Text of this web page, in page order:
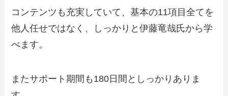
コンテンツも充実していて、基本の11項目全てを
他人任せではなく、しっかりと伊藤竜哉氏から学
べます。
またサポート期間も180日間としっかりありま